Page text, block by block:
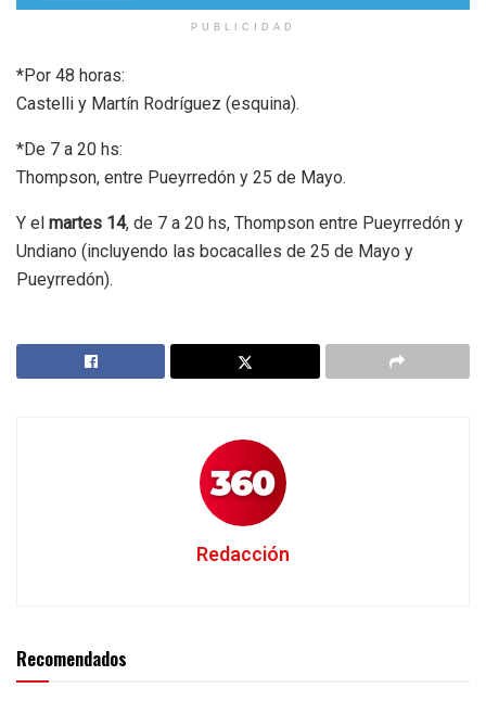
PUBLICIDAD
*Por 48 horas:
Castelli y Martín Rodríguez (esquina).
*De 7 a 20 hs:
Thompson, entre Pueyrredón y 25 de Mayo.
Y el martes 14, de 7 a 20 hs, Thompson entre Pueyrredón y
Undiano (incluyendo las bocacalles de 25 de Mayo y
Pueyrredón).
Redacción
Recomendados